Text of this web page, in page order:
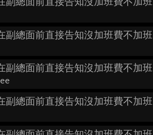
副總面前直接告知沒加班費不加班
副總面前直接告知沒加班費不加班
副總面前直接告知沒加班費不加班